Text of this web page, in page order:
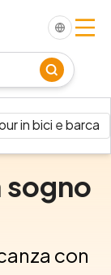
in bici e barca
sogno
con